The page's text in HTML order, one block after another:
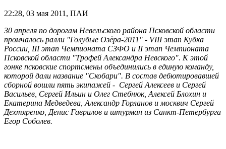
22:28, 03 мая 2011, ПАИ
30 апреля по дорогам Невельского района Псковской области
промчалось ралли "Голубые Озёра-2011" - VIII этап Кубка
России, III этап Чемпионата CЗФО и II этап Чемпионата
Псковской области "Трофей Александра Невского". К этой
гонке псковские спортсмены объединились в единую команду,
которой дали название "Скобари". В состав дебютировавшей
сборной вошли пять экипажей - Сергей Алексеев и Сергей
Васильев, Сергей Ильин и Олег Стебнюк, Алексей Блохин и
Екатерина Медведева, Александр Горланов и москвич Сергей
Дехтяренко, Денис Гаврилов и штурман из Санкт-Петербурга
Егор Соболев.